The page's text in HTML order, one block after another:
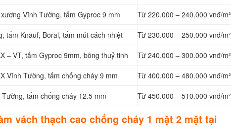
Vĩnh Tường, tấm Gyproc 9 mm Từ 220.000 – 240.000 vnđ/m²
tấm Knauf, Boral, tấm mút cách nhiệt Từ 230.000 – 250.000 vnđ/m²
– VT, tấm Gyproc 9mm, bông thuỷ tinh Từ 240.000 – 300.000 vnđ/m²
Vĩnh Tường, tấm chống cháy 9 mm Từ 400.000 – 480.000 vnđ/m²
tấm chống cháy 12.5 mm Từ 450.000 – 510.000 vnđ/m²
vách thạch cao chống cháy 1 mặt 2 mặt tại